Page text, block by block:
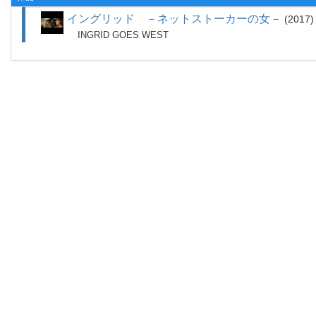
イングリッド －ネットストーカーの女－ 2017
INGRID GOES WEST